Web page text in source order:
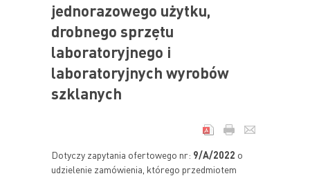
jednorazowego użytku,
drobnego sprzętu
laboratoryjnego i
laboratoryjnych wyrobów
szklanych
Dotyczy zapytania ofertowego nr: 9/A/2022 o
udzielenie zamówienia, którego przedmiotem